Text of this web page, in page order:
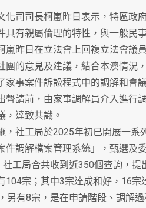
司司長柯嵐昨日表示，特區政
具有親屬倫理的特性，與一般民
昨日在立法會上回複立法會議
團的意見及建議，結合本澳情況
家事案件訴訟程式中的調解和會
聲請前，由家事調解員介入進行
，達致共識。
社工局於2025年初已開展一系
件調解檔案管理系統」，甄選及
工局合共收到近350個查詢，
104宗；其中3宗達成和好，16
另有8宗，是在申請階段、調解